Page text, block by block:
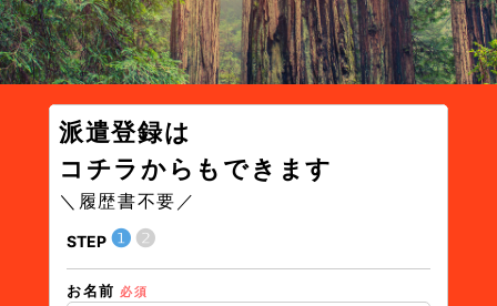
派遣登録は
コチラからもできます
＼履歴書不要／
STEP ❶❷
お名前 必須